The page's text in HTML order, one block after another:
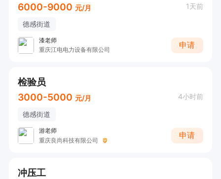
6000-9000 元/月 1天前
德感街道
漆老师
重庆江电电力设备有限公司
申请
检验员
3000-5000 元/月 4小时前
德感街道
游老师
重庆良尚科技有限公司
申请
冲压工